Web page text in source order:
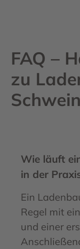
FAQ –
zu
Wie läuft
in der
Ein
Regel mit
und einer